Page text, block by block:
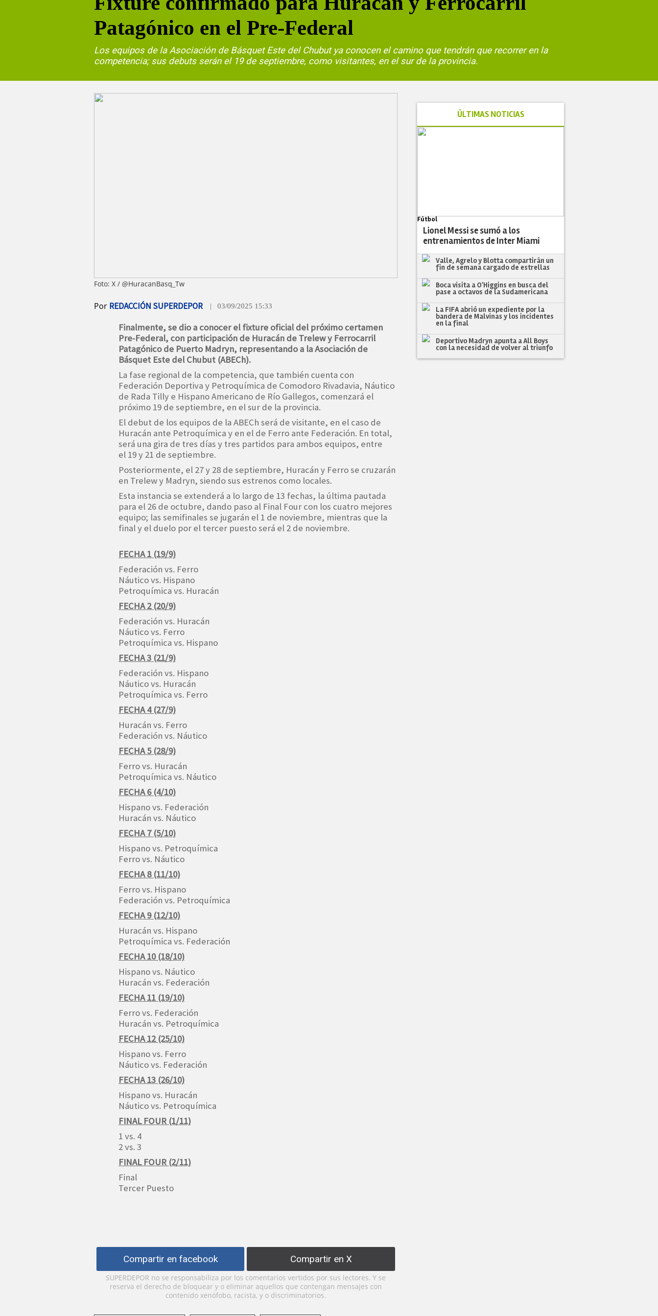
Patagónico en el Pre-Federal
Los equipos de la Asociación de Básquet Este del Chubut ya conocen el camino que tendrán que recorrer en la
competencia; sus debuts serán el 19 de septiembre, como visitantes, en el sur de la provincia.
Foto: X / @HuracanBasq_Tw
Por REDACCIÓN SUPERDEPOR | 03/09/2025 15:33
Finalmente, se dio a conocer el fixture oficial del próximo certamen
Pre-Federal, con participación de Huracán de Trelew y Ferrocarril
Patagónico de Puerto Madryn, representando a la Asociación de
Básquet Este del Chubut (ABECh).
La fase regional de la competencia, que también cuenta con
Federación Deportiva y Petroquímica de Comodoro Rivadavia, Náutico
de Rada Tilly e Hispano Americano de Río Gallegos, comenzará el
próximo 19 de septiembre, en el sur de la provincia.
El debut de los equipos de la ABECh será de visitante, en el caso de
Huracán ante Petroquímica y en el de Ferro ante Federación. En total,
será una gira de tres días y tres partidos para ambos equipos, entre
el 19 y 21 de septiembre.
Posteriormente, el 27 y 28 de septiembre, Huracán y Ferro se cruzarán
en Trelew y Madryn, siendo sus estrenos como locales.
Esta instancia se extenderá a lo largo de 13 fechas, la última pautada
para el 26 de octubre, dando paso al Final Four con los cuatro mejores
equipo; las semifinales se jugarán el 1 de noviembre, mientras que la
final y el duelo por el tercer puesto será el 2 de noviembre.
FECHA 1 (19/9)
Federación vs. Ferro
Náutico vs. Hispano
Petroquímica vs. Huracán
FECHA 2 (20/9)
Federación vs. Huracán
Náutico vs. Ferro
Petroquímica vs. Hispano
FECHA 3 (21/9)
Federación vs. Hispano
Náutico vs. Huracán
Petroquímica vs. Ferro
FECHA 4 (27/9)
Huracán vs. Ferro
Federación vs. Náutico
FECHA 5 (28/9)
Ferro vs. Huracán
Petroquímica vs. Náutico
FECHA 6 (4/10)
Hispano vs. Federación
Huracán vs. Náutico
FECHA 7 (5/10)
Hispano vs. Petroquímica
Ferro vs. Náutico
FECHA 8 (11/10)
Ferro vs. Hispano
Federación vs. Petroquímica
FECHA 9 (12/10)
Huracán vs. Hispano
Petroquímica vs. Federación
FECHA 10 (18/10)
Hispano vs. Náutico
Huracán vs. Federación
FECHA 11 (19/10)
Ferro vs. Federación
Huracán vs. Petroquímica
FECHA 12 (25/10)
Hispano vs. Ferro
Náutico vs. Federación
FECHA 13 (26/10)
Hispano vs. Huracán
Náutico vs. Petroquímica
FINAL FOUR (1/11)
1 vs. 4
2 vs. 3
FINAL FOUR (2/11)
Final
Tercer Puesto
Compartir en facebook Compartir en X
SUPERDEPOR no se responsabiliza por los comentarios vertidos por sus lectores. Y se
reserva el derecho de bloquear y o eliminar aquellos que contengan mensajes con
contenido xenófobo, racista, y o discriminatorios.
ÚLTIMAS NOTICIAS
Fútbol
Lionel Messi se sumó a los
entrenamientos de Inter Miami
Valle, Agrelo y Blotta compartirán un
fin de semana cargado de estrellas
Boca visita a O'Higgins en busca del
pase a octavos de la Sudamericana
La FIFA abrió un expediente por la
bandera de Malvinas y los incidentes
en la final
Deportivo Madryn apunta a All Boys
con la necesidad de volver al triunfo